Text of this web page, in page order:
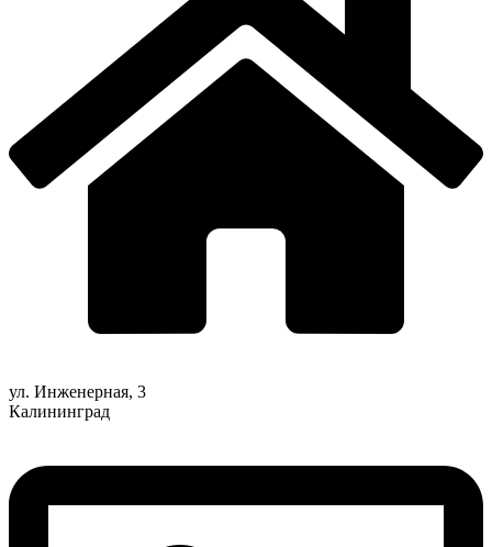
ул. Инженерная, 3
Калининград